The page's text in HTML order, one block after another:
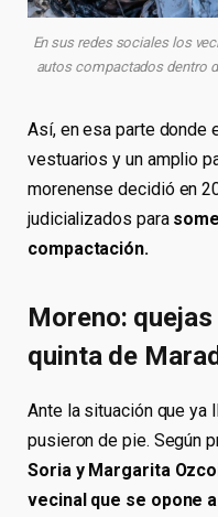
En sus redes sociales los
autos compactados dentro
Así, en esa parte donde
vestuarios y un amplio
morenense decidió en
judicializados para
compactación.
Moreno:
quinta de
Ante la situación que ya
pusieron de pie. Según
Soria y Margarita
vecinal que se opone